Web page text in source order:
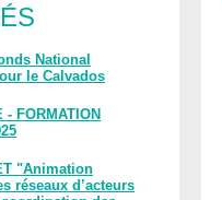
National
le Calvados
- FORMATION
"Animation
réseaux d’acteurs